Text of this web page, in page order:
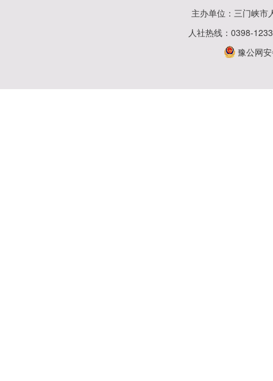
主办单位：三门峡
人社热线：0398-
豫公网